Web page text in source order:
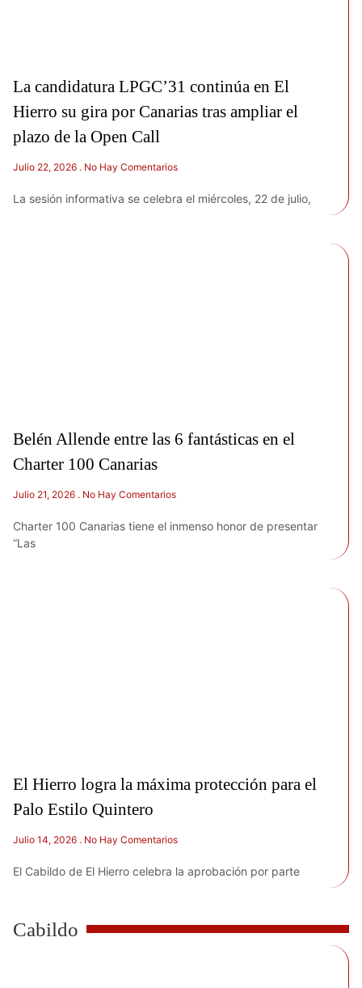
La candidatura LPGC’31 continúa en El
Hierro su gira por Canarias tras ampliar el
plazo de la Open Call
Julio 22, 2026 No Hay Comentarios
La sesión informativa se celebra el miércoles, 22 de julio,
Belén Allende entre las 6 fantásticas en el
Charter 100 Canarias
Julio 21, 2026 No Hay Comentarios
Charter 100 Canarias tiene el inmenso honor de presentar
“Las
El Hierro logra la máxima protección para el
Palo Estilo Quintero
Julio 14, 2026 No Hay Comentarios
El Cabildo de El Hierro celebra la aprobación por parte
Cabildo